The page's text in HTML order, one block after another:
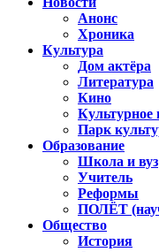
Анонс
Хроника
Культура
Дом актёра
Литература
Кино
Культурное
Парк
Образование
Школа и вуз
Учитель
Реформы
ПОЛЁТ
Общество
История